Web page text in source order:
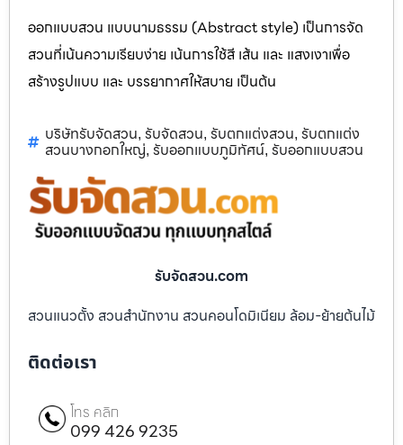
ออกแบบสวน แบบนามธรรม (Abstract style) เป็นการจัด
สวนที่เน้นความเรียบง่าย เน้นการใช้สี เส้น และ แสงเงาเพื่อ
สร้างรูปแบบ และ บรรยากาศให้สบาย เป็นต้น
บริษัทรับจัดสวน, รับจัดสวน, รับตกแต่งสวน, รับตกแต่ง
สวนบางกอกใหญ่, รับออกแบบภูมิทัศน์, รับออกแบบสวน
รับจัดสวน.com
สวนแนวตั้ง สวนสำนักงาน สวนคอนโดมิเนียม ล้อม-ย้ายต้นไม้
ติดต่อเรา
โทร คลิก
099 426 9235